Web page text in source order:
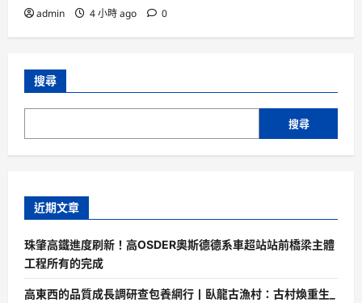
admin 4 小時 ago 0
搜尋
搜尋
近期文章
珠肇高鐵進度刷新！高OSDER奧斯德德系車超站站前橋梁主體
工程所有的完成
高東西的品質成長調研查包養網行丨臥龍古漁村：古村煥重生_